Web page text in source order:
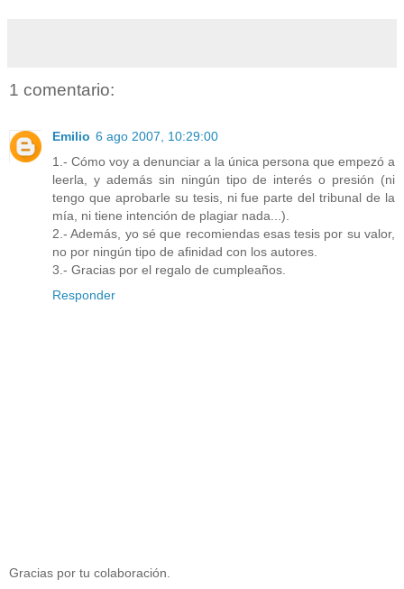
1 comentario:
Emilio 6 ago 2007, 10:29:00
1.- Cómo voy a denunciar a la única persona que empezó a
leerla, y además sin ningún tipo de interés o presión (ni
tengo que aprobarle su tesis, ni fue parte del tribunal de la
mía, ni tiene intención de plagiar nada...).
2.- Además, yo sé que recomiendas esas tesis por su valor,
no por ningún tipo de afinidad con los autores.
3.- Gracias por el regalo de cumpleaños.
Responder
Gracias por tu colaboración.